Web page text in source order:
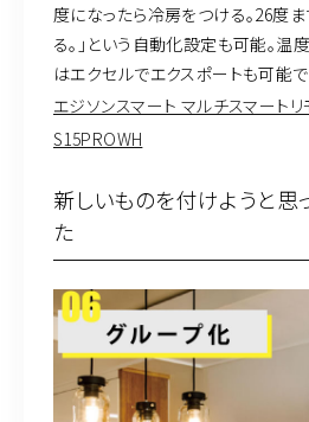
度になったら冷房をつける。26度
る。」という自動化設定も可能。温
はエクセルでエクスポートも可能で
エジソンスマート マルチスマート
S15PROWH
新しいものを付けようと思
た